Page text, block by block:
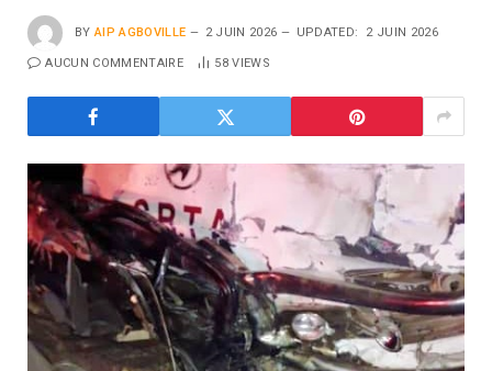
BY AIP AGBOVILLE 2 JUIN 2026 UPDATED: 2 JUIN 2026
AUCUN COMMENTAIRE 58VIEWS